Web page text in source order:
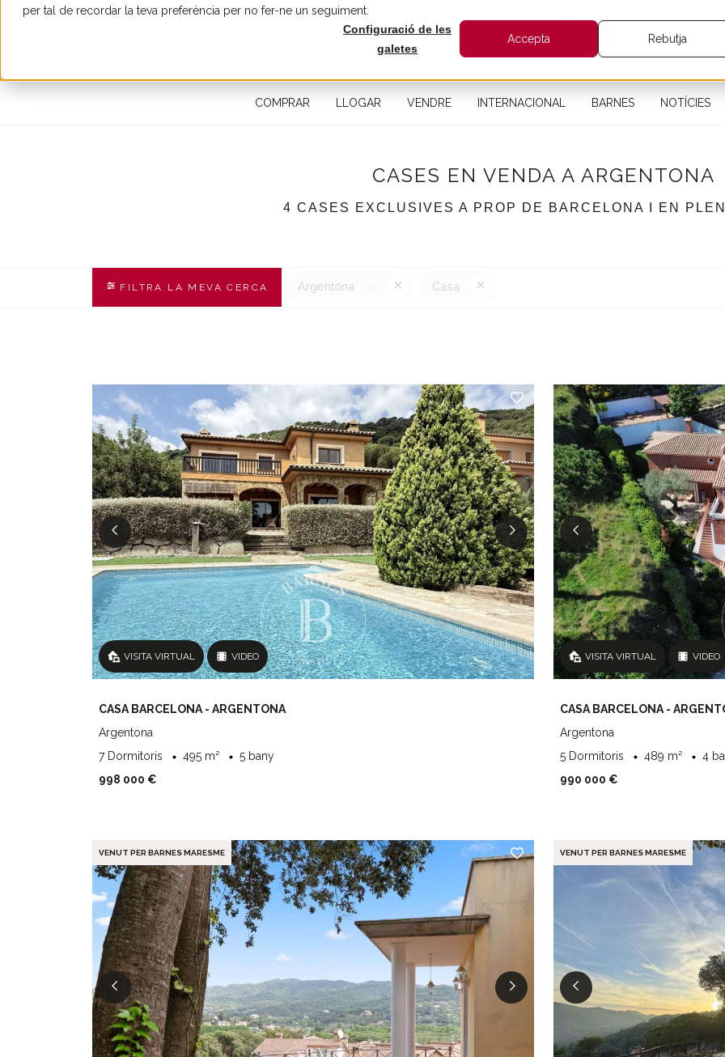
per tal de recordar la teva preferència per no fer-ne un seguiment.
Configuració de les
galetes
Accepta Rebutja
COMPRAR LLOGAR VENDRE INTERNACIONAL BARNES NOTÍCIES
CASES EN VENDA A ARGENTONA
4 CASES EXCLUSIVES A PROP DE BARCELONA I EN
FILTRA LA MEVA CERCA Argentona Casa
VISITA VIRTUAL VIDEO
CASA BARCELONA - ARGENTONA
Argentona
7 Dormitoris
495 m²
5 bany
998 000 €
VISITA VIRTUAL VIDEO
CASA BARCELONA -
Argentona
5 Dormitoris
489 m²
4
990 000 €
VENUT PER BARNES MARESME VENUT PER BARNES MARESME